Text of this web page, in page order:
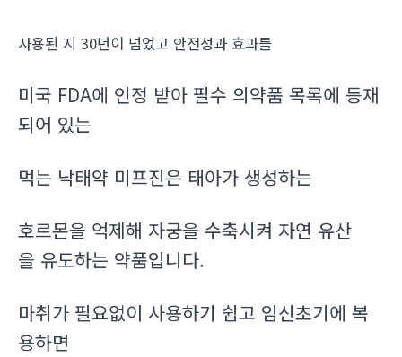
사용된 지 30년이 넘었고 안전성과 효과를
미국 FDA에 인정 받아 필수 의약품 목록에 등재
되어 있는
먹는 낙태약 미프진은 태아가 생성하는
호르몬을 억제해 자궁을 수축시켜 자연 유산
을 유도하는 약품입니다.
마취가 필요없이 사용하기 쉽고 임신초기에 복
용하면